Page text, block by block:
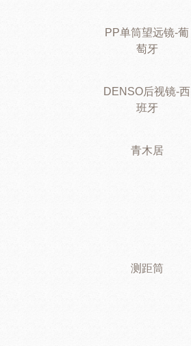
PP单筒望远镜-葡
萄牙
DENSO后视镜-西
班牙
青木居
测距筒